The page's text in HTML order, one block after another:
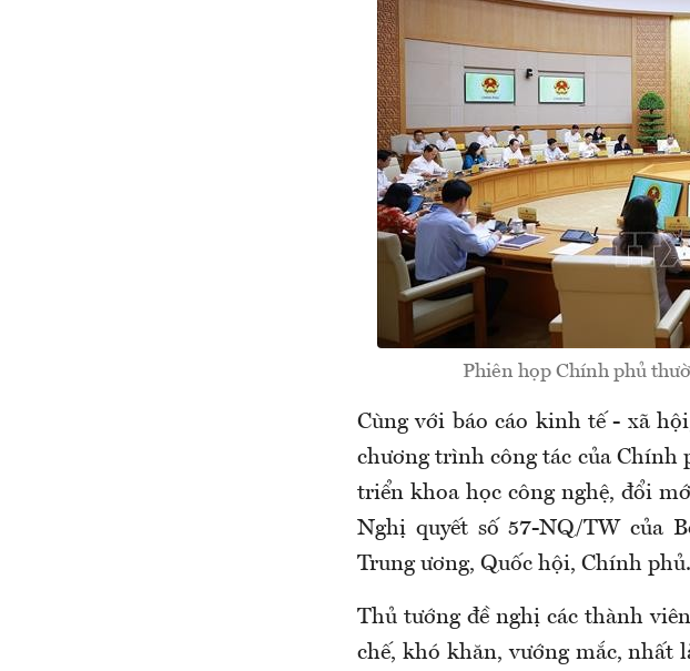
Phiên họp Chính phủ
Cùng với báo cáo kinh tế - xã
chương trình công tác của Chính
triển khoa học công nghệ, đổi
Nghị quyết số 57-NQ/TW của
Trung ương, Quốc hội, Chính phủ.
Thủ tướng đề nghị các thành
chế, khó khăn, vướng mắc, nhất